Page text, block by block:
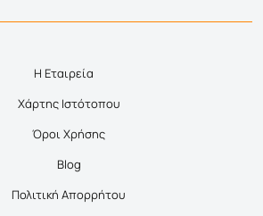
Η Εταιρεία
Χάρτης Ιστότοπου
Όροι Χρήσης
Blog
Πολιτική Απορρήτου